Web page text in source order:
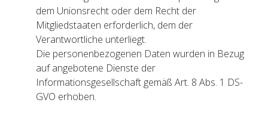
dem Unionsrecht oder dem Recht der
Mitgliedstaaten erforderlich, dem der
Verantwortliche unterliegt.
Die personenbezogenen Daten wurden in Bezug
auf angebotene Dienste der
Informationsgesellschaft gemäß Art. 8 Abs. 1 DS-
GVO erhoben.